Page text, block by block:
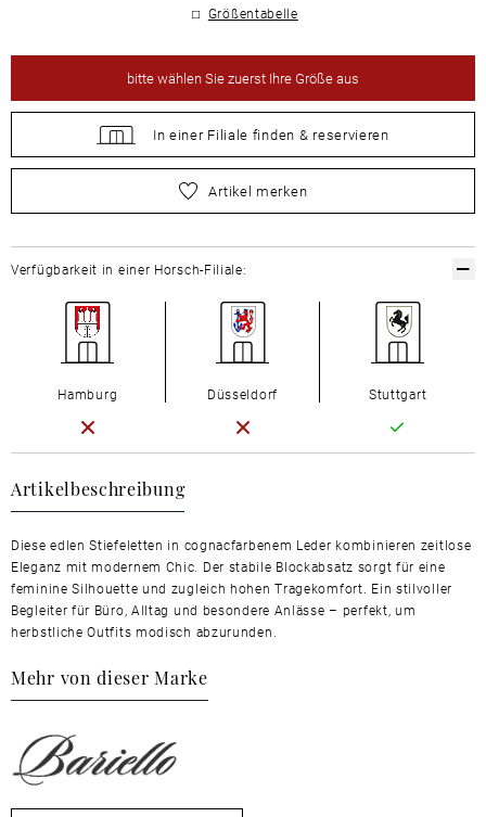
Größentabelle
bittewählen Sie zuerst Ihre Größe aus
In einer Filiale finden & reservieren
wählen Sie zuerst Ihre Größe aus
Artikel merken
Artikelbeschreibung
Diese edlen Stiefeletten in cognacfarbenem Leder kombinieren zeitlose
Eleganz mit modernem Chic. Der stabile Blockabsatz sorgt für eine
feminine Silhouette und zugleich hohen Tragekomfort. Ein stilvoller
Begleiter für Büro, Alltag und besondere Anlässe – perfekt, um
herbstliche Outfits modisch abzurunden.
Mehr von dieser Marke
Verfügbarkeit in einer Horsch-Filiale:
Hamburg Düsseldorf Stuttgart